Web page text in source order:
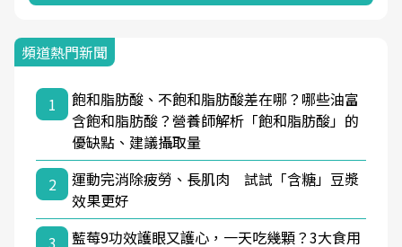
頻道熱門新聞
1
飽和脂肪酸、不飽和脂肪酸差在哪？哪些油富
含飽和脂肪酸？營養師解析「飽和脂肪酸」的
優缺點、建議攝取量
2
運動完消除疲勞、長肌肉 試試「含糖」豆漿
效果更好
3
藍莓9功效護眼又護心，一天吃幾顆？3大食用